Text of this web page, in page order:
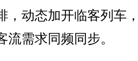
，动态加开临客列车
流需求同频同步。